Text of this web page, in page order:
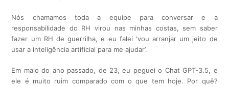
Nós chamamos toda a equipe para conversar e a
responsabilidade do RH virou nas minhas costas, sem saber
fazer um RH de guerrilha, e eu falei ‘vou arranjar um jeito de
usar a inteligência artificial para me ajudar’.
Em maio do ano passado, de 23, eu peguei o Chat GPT-3.5, e
ele é muito ruim comparado com o que tem hoje. Por quê?